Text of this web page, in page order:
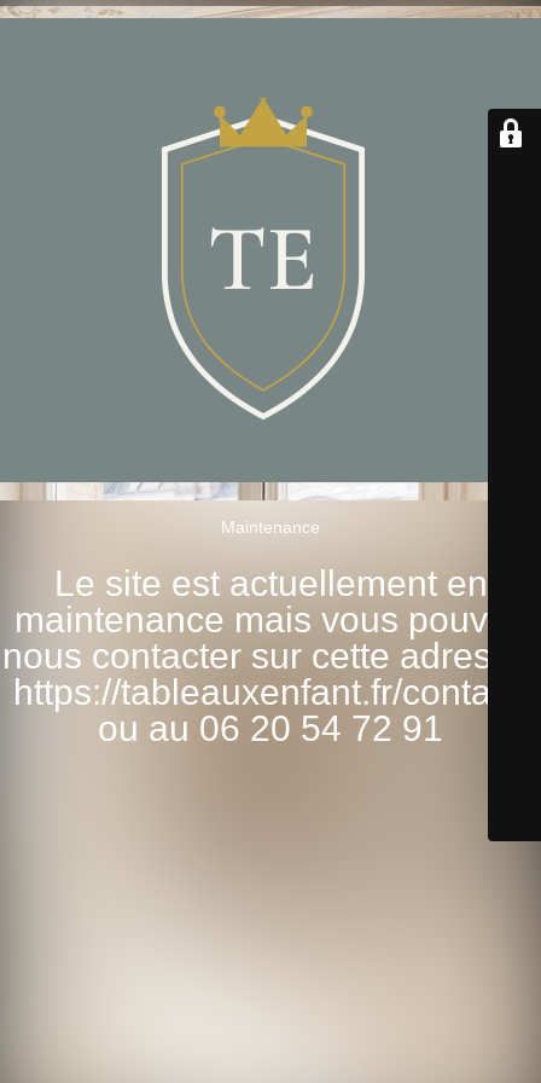
Maintenance
Le site est actuellement en
maintenance mais vous pouvez
nous contacter sur cette adresse:
https://tableauxenfant.fr/contact/
ou au 06 20 54 72 91